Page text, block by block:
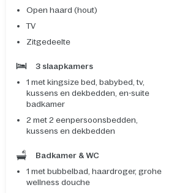
Open haard (hout)
TV
Zitgedeelte
3 slaapkamers
1 met kingsize bed, babybed, tv,
kussens en dekbedden, en-suite
badkamer
2 met 2 eenpersoonsbedden,
kussens en dekbedden
Badkamer & WC
1 met bubbelbad, haardroger, grohe
wellness douche